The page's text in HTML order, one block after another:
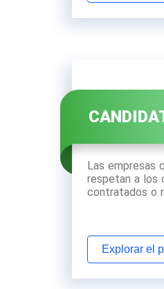
Las empresas
respetan a los
contratados o
Explorar el